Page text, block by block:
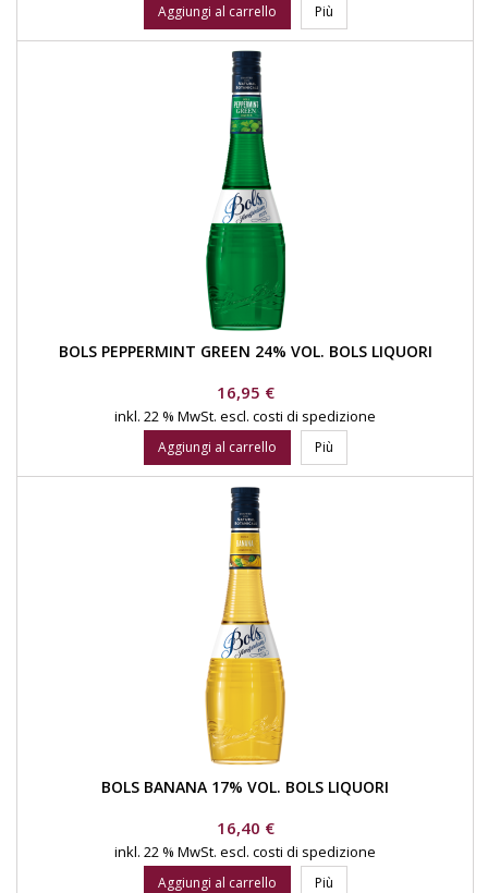
Aggiungi al carrello Più
BOLS PEPPERMINT GREEN 24% VOL. BOLS LIQUORI
Prezzo
16,95 €
inkl. 22 % MwSt. escl. costi di spedizione
Aggiungi al carrello Più
BOLS BANANA 17% VOL. BOLS LIQUORI
Prezzo
16,40 €
inkl. 22 % MwSt. escl. costi di spedizione
Aggiungi al carrello Più